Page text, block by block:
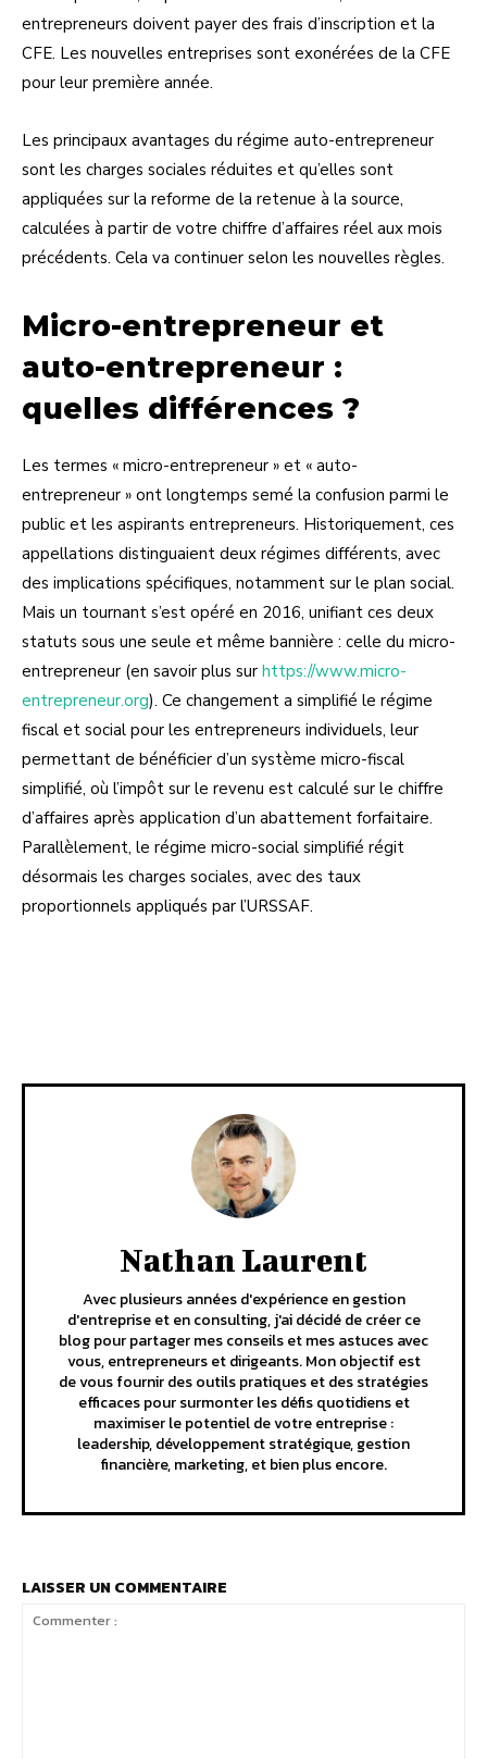
entrepreneurs doivent payer des frais d’inscription et la
CFE. Les nouvelles entreprises sont exonérées de la CFE
pour leur première année.
Les principaux avantages du régime auto-entrepreneur
sont les charges sociales réduites et qu’elles sont
appliquées sur la reforme de la retenue à la source,
calculées à partir de votre chiffre d’affaires réel aux mois
précédents. Cela va continuer selon les nouvelles règles.
Micro-entrepreneur et
auto-entrepreneur :
quelles différences ?
Les termes « micro-entrepreneur » et « auto-
entrepreneur » ont longtemps semé la confusion parmi le
public et les aspirants entrepreneurs. Historiquement, ces
appellations distinguaient deux régimes différents, avec
des implications spécifiques, notamment sur le plan social.
Mais un tournant s’est opéré en 2016, unifiant ces deux
statuts sous une seule et même bannière : celle du micro-
entrepreneur (en savoir plus sur https://www.micro-
entrepreneur.org). Ce changement a simplifié le régime
fiscal et social pour les entrepreneurs individuels, leur
permettant de bénéficier d’un système micro-fiscal
simplifié, où l’impôt sur le revenu est calculé sur le chiffre
d’affaires après application d’un abattement forfaitaire.
Parallèlement, le régime micro-social simplifié régit
désormais les charges sociales, avec des taux
proportionnels appliqués par l’URSSAF.
Nathan Laurent
Avec plusieurs années d'expérience en gestion
d'entreprise et en consulting, j'ai décidé de créer ce
blog pour partager mes conseils et mes astuces avec
vous, entrepreneurs et dirigeants. Mon objectif est
de vous fournir des outils pratiques et des stratégies
efficaces pour surmonter les défis quotidiens et
maximiser le potentiel de votre entreprise :
leadership, développement stratégique, gestion
financière, marketing, et bien plus encore.
LAISSER UN COMMENTAIRE